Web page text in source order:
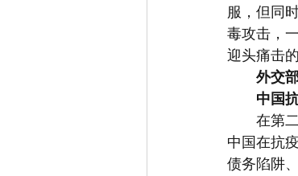
服，但同
毒攻击，
迎头痛击
外交
中国
在第二
中国在抗
债务陷阱